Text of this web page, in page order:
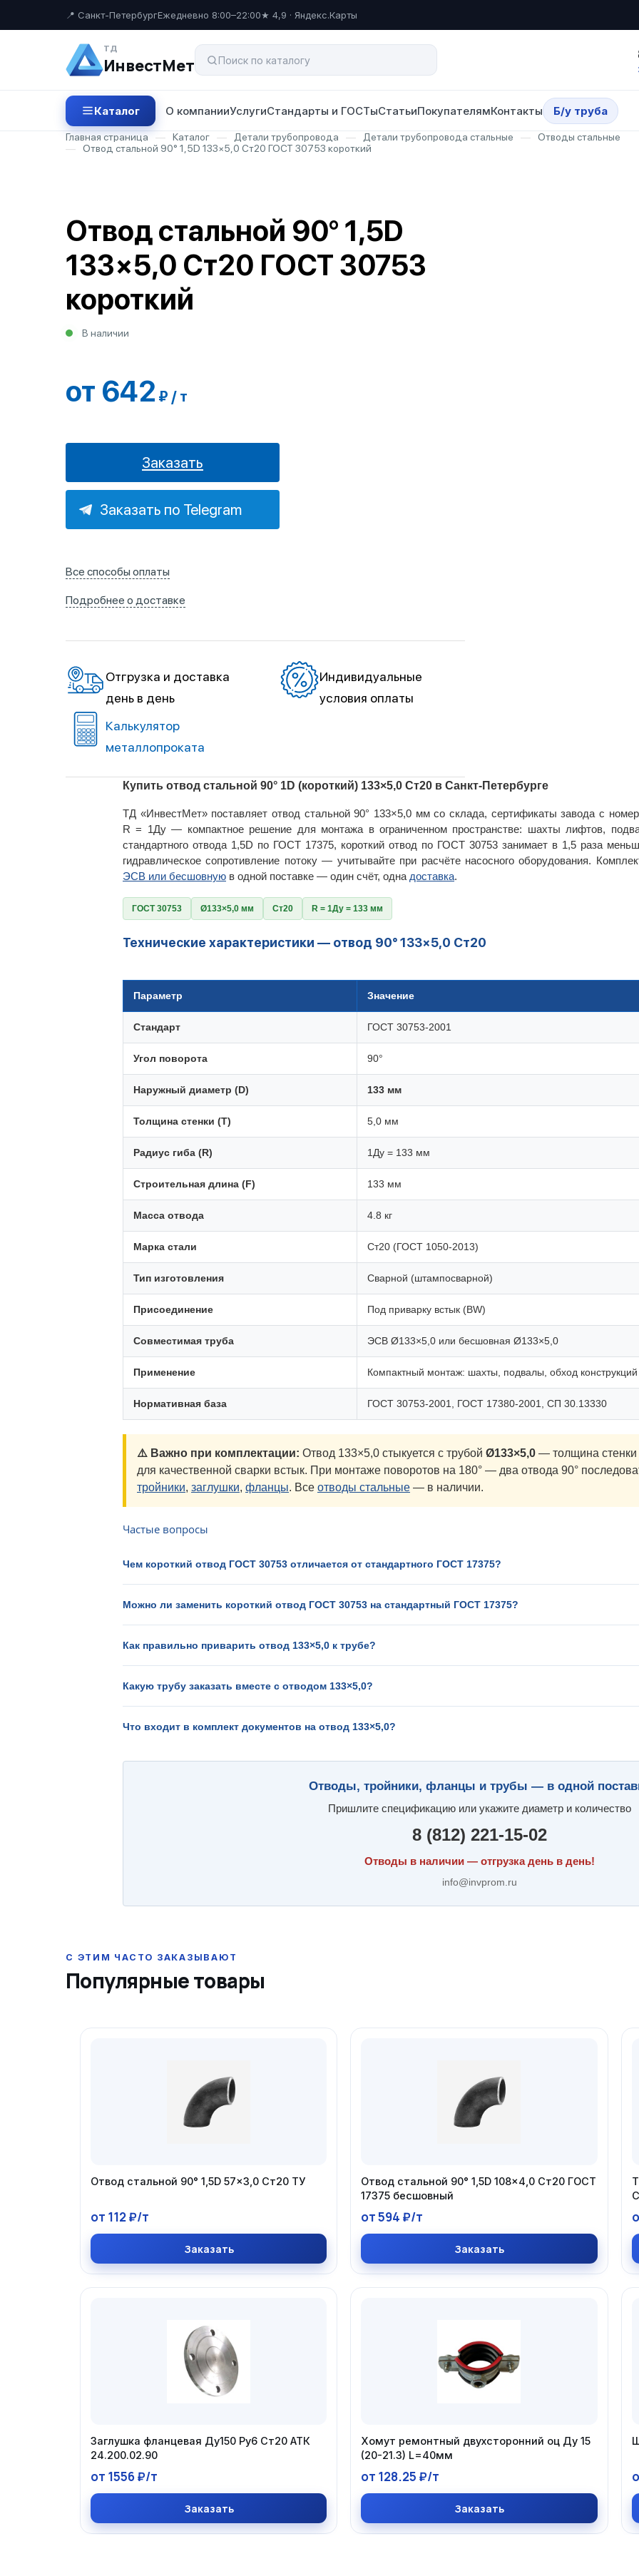
📍 Санкт-ПетербургЕжедневно 8:00–22:00★ 4,9 · Яндекс.Карты
ТД
ИнвестМет
Каталог О компанииУслугиСтандарты и ГОСТыСтатьиПокупателямКонтакты Б/у труба
Главная страница — Каталог — Детали трубопровода — Детали трубопровода стальные —
Отводы стальные
—
Отвод стальной 90° 1,5D 133×5,0 Ст20 ГОСТ 30753 короткий
Отвод стальной 90° 1,5D
133×5,0 Ст20 ГОСТ 30753
короткий
В наличии
от 642 ₽ / т
Заказать
Заказать по Telegram
Все способы оплаты
Подробнее о доставке
Отгрузка и доставка
день в день
Индивидуальные
условия оплаты
Калькулятор
металлопроката
Купить отвод стальной 90° 1D (короткий) 133×5,0 Ст20 в Санкт-Петербурге
ТД «ИнвестМет» поставляет отвод стальной 90° 133×5,0 мм со склада, сертификаты завода с
R = 1Ду — компактное решение для монтажа в ограниченном пространстве: шахты лифтов,
стандартного отвода 1,5D по ГОСТ 17375, короткий отвод по ГОСТ 30753 занимает в 1,5 раза
гидравлическое сопротивление потоку — учитывайте при расчёте насосного оборудования.
ЭСВ или бесшовную в одной поставке — один счёт, одна доставка.
ГОСТ 30753 Ø133×5,0 мм Ст20 R = 1Ду = 133 мм
Технические характеристики — отвод 90° 133×5,0 Ст20
Параметр Значение
Стандарт ГОСТ 30753-2001
Угол поворота 90°
Наружный диаметр (D) 133 мм
Толщина стенки (T) 5,0 мм
Радиус гиба (R) 1Ду = 133 мм
Строительная длина (F) 133 мм
Масса отвода 4.8 кг
Марка стали Ст20 (ГОСТ 1050-2013)
Тип изготовления Сварной (штампосварной)
Присоединение Под приварку встык (BW)
Совместимая труба ЭСВ Ø133×5,0 или бесшовная Ø133×5,0
Применение Компактный монтаж: шахты, подвалы, обход конструкций
Нормативная база ГОСТ 30753-2001, ГОСТ 17380-2001, СП 30.13330
⚠️ Важно при комплектации: Отвод 133×5,0 стыкуется с трубой Ø133×5,0 — толщина стенки
для качественной сварки встык. При монтаже поворотов на 180° — два отвода 90°
тройники, заглушки, фланцы. Все отводы стальные — в наличии.
Частые вопросы
Чем короткий отвод ГОСТ 30753 отличается от стандартного ГОСТ 17375?
Можно ли заменить короткий отвод ГОСТ 30753 на стандартный ГОСТ 17375?
Как правильно приварить отвод 133×5,0 к трубе?
Какую трубу заказать вместе с отводом 133×5,0?
Что входит в комплект документов на отвод 133×5,0?
Отводы, тройники, фланцы и трубы — в одной
Пришлите спецификацию или укажите диаметр и количество
8 (812) 221-15-02
Отводы в наличии — отгрузка день в день!
info@invprom.ru
Популярные товары
Отвод стальной 90° 1,5D 57×3,0 Ст20 ТУ
от 112 ₽/т
Заказать
Отвод стальной 90° 1,5D 108×4,0 Ст20 ГОСТ
17375 бесшовный
от 594 ₽/т
Заказать
Заглушка фланцевая Ду150 Ру6 Ст20 АТК
24.200.02.90
от 1556 ₽/т
Заказать
Хомут ремонтный двухсторонний оц Ду 15
(20-21.3) L=40мм
от 128.25 ₽/т
Заказать